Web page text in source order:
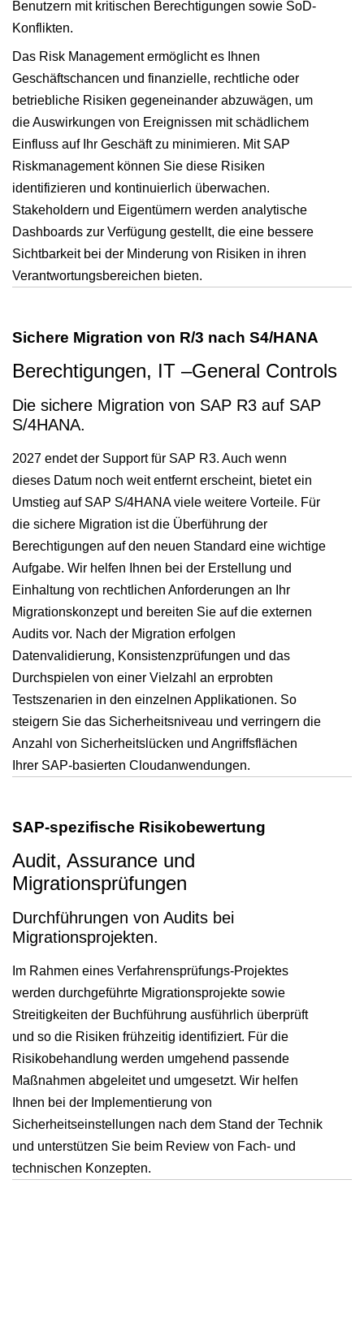
Benutzern mit kritischen Berechtigungen sowie SoD-
Konflikten.
Das Risk Management ermöglicht es Ihnen
Geschäftschancen und finanzielle, rechtliche oder
betriebliche Risiken gegeneinander abzuwägen, um
die Auswirkungen von Ereignissen mit schädlichem
Einfluss auf Ihr Geschäft zu minimieren. Mit SAP
Riskmanagement können Sie diese Risiken
identifizieren und kontinuierlich überwachen.
Stakeholdern und Eigentümern werden analytische
Dashboards zur Verfügung gestellt, die eine bessere
Sichtbarkeit bei der Minderung von Risiken in ihren
Verantwortungsbereichen bieten.
Sichere Migration von R/3 nach S4/HANA
Berechtigungen, IT –General Controls
Die sichere Migration von SAP R3 auf SAP
S/4HANA.
2027 endet der Support für SAP R3. Auch wenn
dieses Datum noch weit entfernt erscheint, bietet ein
Umstieg auf SAP S/4HANA viele weitere Vorteile. Für
die sichere Migration ist die Überführung der
Berechtigungen auf den neuen Standard eine wichtige
Aufgabe. Wir helfen Ihnen bei der Erstellung und
Einhaltung von rechtlichen Anforderungen an Ihr
Migrationskonzept und bereiten Sie auf die externen
Audits vor. Nach der Migration erfolgen
Datenvalidierung, Konsistenzprüfungen und das
Durchspielen von einer Vielzahl an erprobten
Testszenarien in den einzelnen Applikationen. So
steigern Sie das Sicherheitsniveau und verringern die
Anzahl von Sicherheitslücken und Angriffsflächen
Ihrer SAP-basierten Cloudanwendungen.
SAP-spezifische Risikobewertung
Audit, Assurance und
Migrationsprüfungen
Durchführungen von Audits bei
Migrationsprojekten.
Im Rahmen eines Verfahrensprüfungs-Projektes
werden durchgeführte Migrationsprojekte sowie
Streitigkeiten der Buchführung ausführlich überprüft
und so die Risiken frühzeitig identifiziert. Für die
Risikobehandlung werden umgehend passende
Maßnahmen abgeleitet und umgesetzt. Wir helfen
Ihnen bei der Implementierung von
Sicherheitseinstellungen nach dem Stand der Technik
und unterstützen Sie beim Review von Fach- und
technischen Konzepten.